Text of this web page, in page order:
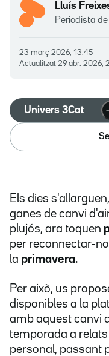
Lluís
Periodista
23 març 2026, 13.45
Actualitzat 29 abr. 2026,
Univers 3Cat
Els dies
ganes de canvi
plujós, ara toquen
per reconnectar-
la primavera.
Per això, us
disponibles a la
amb aquest canvi
temporada a
personal, passant